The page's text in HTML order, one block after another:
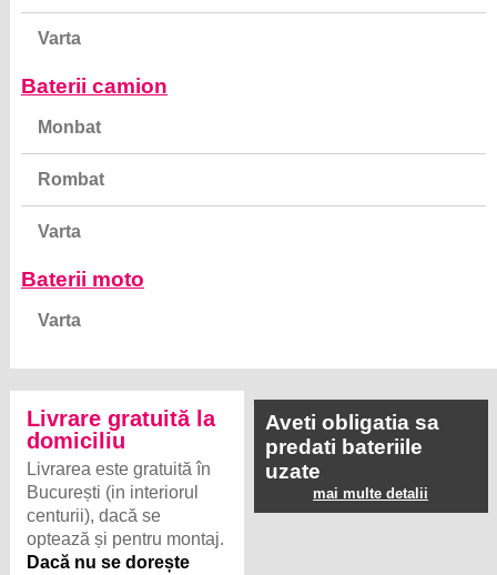
Varta
Baterii camion
Monbat
Rombat
Varta
Baterii moto
Varta
Livrare gratuită la
domiciliu
Livrarea este gratuită în
București (in interiorul
centurii), dacă se
optează și pentru montaj.
Dacă nu se dorește
Aveti obligatia sa
predati bateriile
uzate
mai multe detalii